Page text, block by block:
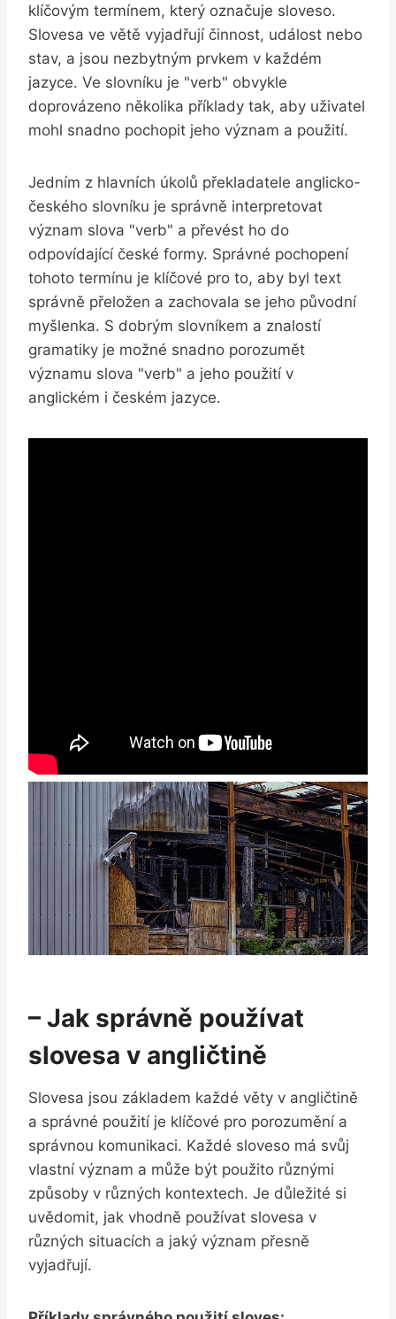
klíčovým termínem, který označuje sloveso.
Slovesa ve větě vyjadřují činnost, událost nebo
stav, a jsou nezbytným prvkem v každém
jazyce. Ve slovníku je "verb" obvykle
doprovázeno několika příklady tak, aby uživatel
mohl snadno pochopit jeho význam a použití.
Jedním z hlavních úkolů překladatele anglicko-
českého slovníku je správně interpretovat
význam slova "verb" a převést ho do
odpovídající české formy. Správné pochopení
tohoto termínu je klíčové pro to, aby byl text
správně přeložen a zachovala se jeho původní
myšlenka. S dobrým slovníkem a znalostí
gramatiky je možné snadno porozumět
významu slova "verb" a jeho použití v
anglickém i českém jazyce.
– Jak správně používat
slovesa v angličtině
Slovesa jsou základem každé věty v angličtině
a správné použití je klíčové pro porozumění a
správnou komunikaci. Každé sloveso má svůj
vlastní význam a může být použito různými
způsoby v různých kontextech. Je důležité si
uvědomit, jak vhodně používat slovesa v
různých situacích a jaký význam přesně
vyjadřují.